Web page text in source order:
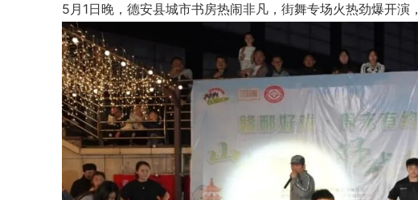
5月1日晚， 德安县城市书房热闹非凡， 街舞专场火热劲爆开演，